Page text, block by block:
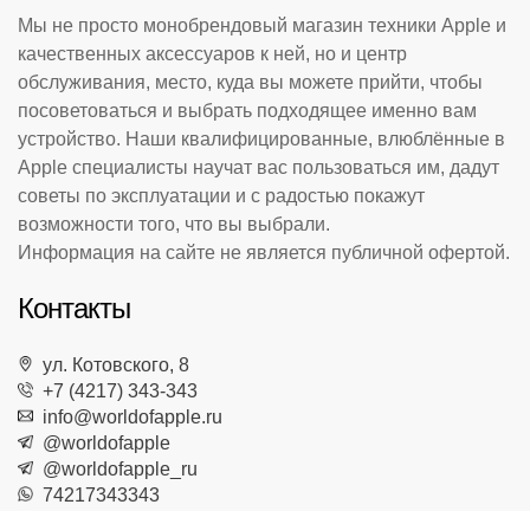
Мы не просто монобрендовый магазин техники Apple и
качественных аксессуаров к ней, но и центр
обслуживания, место, куда вы можете прийти, чтобы
посоветоваться и выбрать подходящее именно вам
устройство. Наши квалифицированные, влюблённые в
Apple специалисты научат вас пользоваться им, дадут
советы по эксплуатации и с радостью покажут
возможности того, что вы выбрали.
Информация на сайте не является публичной офертой.
Контакты
ул. Котовского, 8
+7 (4217) 343-343
info@worldofapple.ru
@worldofapple
@worldofapple_ru
74217343343